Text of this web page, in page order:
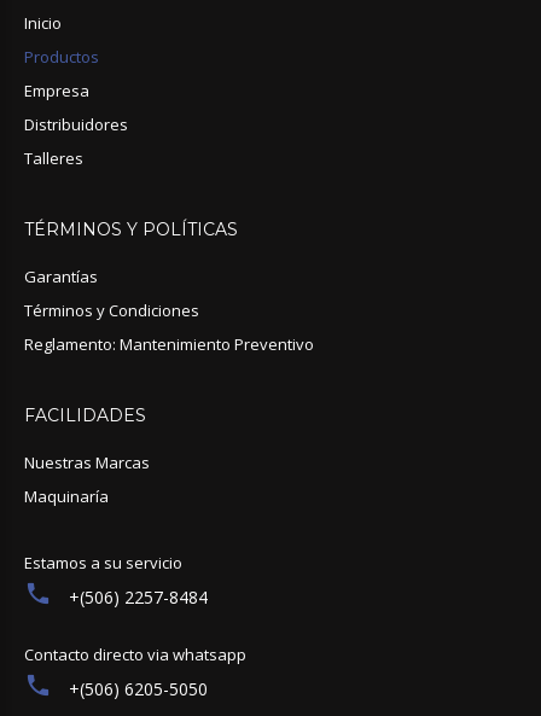
Inicio
Productos
Empresa
Distribuidores
Talleres
TÉRMINOS Y POLÍTICAS
Garantías
Términos y Condiciones
Reglamento: Mantenimiento Preventivo
FACILIDADES
Nuestras Marcas
Maquinaría
Estamos a su servicio
+(506) 2257-8484
Contacto directo via whatsapp
+(506) 6205-5050